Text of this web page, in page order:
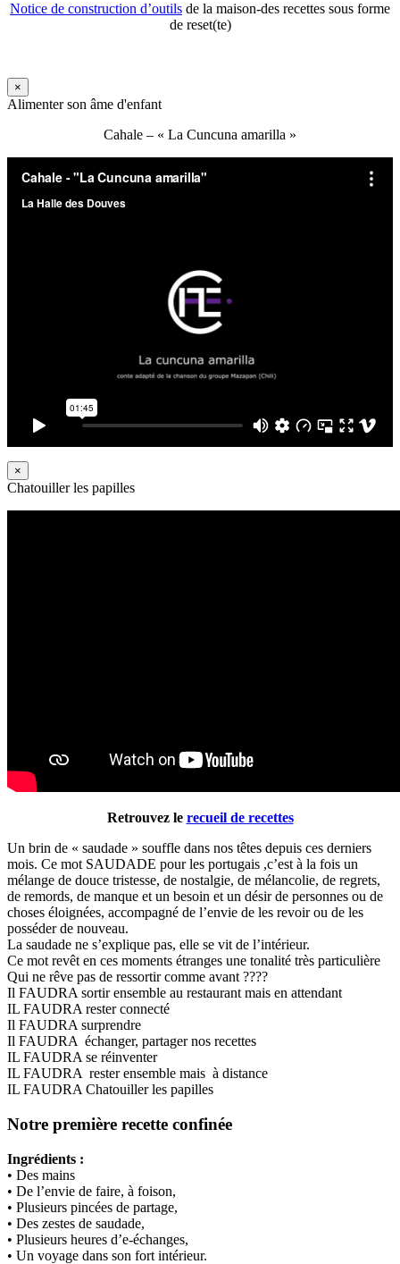
Notice de construction d’outils de la maison-des recettes sous forme
de reset(te)
×
Alimenter son âme d'enfant
Cahale – « La Cuncuna amarilla »
×
Chatouiller les papilles
Retrouvez le recueil de recettes
Un brin de « saudade » souffle dans nos têtes depuis ces derniers
mois. Ce mot SAUDADE pour les portugais ,c’est à la fois un
mélange de douce tristesse, de nostalgie, de mélancolie, de regrets,
de remords, de manque et un besoin et un désir de personnes ou de
choses éloignées, accompagné de l’envie de les revoir ou de les
posséder de nouveau.
La saudade ne s’explique pas, elle se vit de l’intérieur.
Ce mot revêt en ces moments étranges une tonalité très particulière
Qui ne rêve pas de ressortir comme avant ????
Il FAUDRA sortir ensemble au restaurant mais en attendant
IL FAUDRA rester connecté
Il FAUDRA surprendre
Il FAUDRA échanger, partager nos recettes
IL FAUDRA se réinventer
IL FAUDRA rester ensemble mais à distance
IL FAUDRA Chatouiller les papilles
Notre première recette confinée
Ingrédients :
• Des mains
• De l’envie de faire, à foison,
• Plusieurs pincées de partage,
• Des zestes de saudade,
• Plusieurs heures d’e-échanges,
• Un voyage dans son fort intérieur.